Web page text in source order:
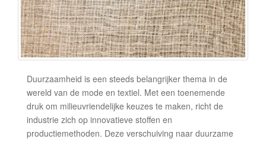
Duurzaamheid is een steeds belangrijker thema in de
wereld van de mode en textiel. Met een toenemende
druk om milieuvriendelijke keuzes te maken, richt de
industrie zich op innovatieve stoffen en
productiemethoden. Deze verschuiving naar duurzame